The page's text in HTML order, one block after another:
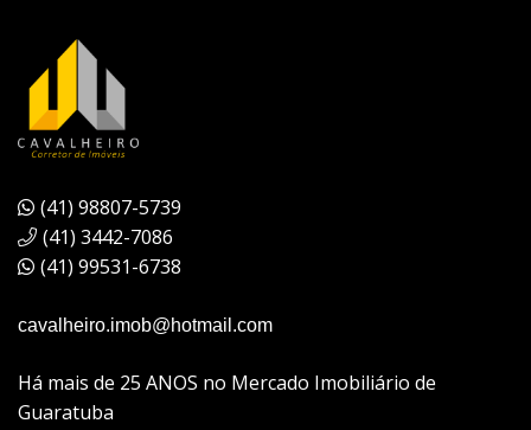
(41) 98807-5739
(41) 3442-7086
(41) 99531-6738
cavalheiro.imob@hotmail.com
Há mais de 25 ANOS no Mercado Imobiliário de
Guaratuba